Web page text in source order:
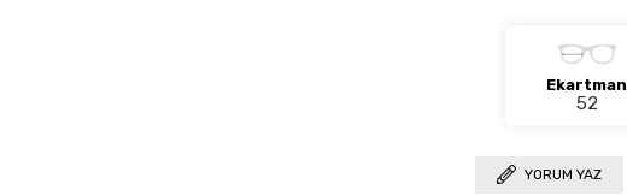
Ekartman
52
YORUM YAZ